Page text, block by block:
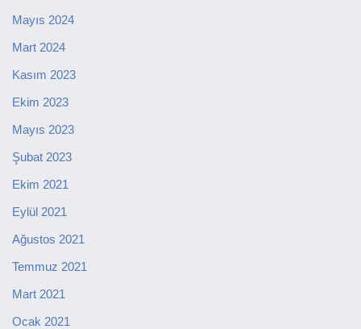
Mayıs 2024
Mart 2024
Kasım 2023
Ekim 2023
Mayıs 2023
Şubat 2023
Ekim 2021
Eylül 2021
Ağustos 2021
Temmuz 2021
Mart 2021
Ocak 2021